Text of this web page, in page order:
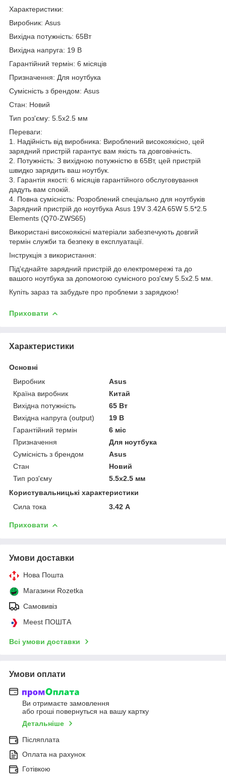
Характеристики:
Виробник: Asus
Вихідна потужність: 65Вт
Вихідна напруга: 19 В
Гарантійний термін: 6 місяців
Призначення: Для ноутбука
Сумісність з брендом: Asus
Стан: Новий
Тип роз'єму: 5.5x2.5 мм
Переваги:
1. Надійність від виробника: Вироблений високоякісно, цей
зарядний пристрій гарантує вам якість та довговічність.
2. Потужність: З вихідною потужністю в 65Вт, цей пристрій
швидко зарядить ваш ноутбук.
3. Гарантія якості: 6 місяців гарантійного обслуговування
дадуть вам спокій.
4. Повна сумісність: Розроблений спеціально для ноутбуків
Зарядний пристрій до ноутбука Asus 19V 3.42A 65W 5.5*2.5
Elements (Q70-ZWS65)
Використані високоякісні матеріали забезпечують довгий
термін служби та безпеку в експлуатації.
Інструкція з використання:
Під'єднайте зарядний пристрій до електромережі та до
вашого ноутбука за допомогою сумісного роз'єму 5.5x2.5 мм.
Купіть зараз та забудьте про проблеми з зарядкою!
Приховати
Характеристики
Основні
Виробник
Asus
Країна виробник
Китай
Вихідна потужність
65 Вт
Вихідна напруга (output)
19 В
Гарантійний термін
6 міс
Призначення
Для ноутбука
Сумісність з брендом
Asus
Стан
Новий
Тип роз'єму
5.5x2.5 мм
Користувальницькі характеристики
Сила тока
3.42 А
Приховати
Умови доставки
Нова Пошта
Магазини Rozetka
Самовивіз
Meest ПОШТА
Всі умови доставки
Умови оплати
Ви отримаєте замовлення
або гроші повернуться на вашу картку
Детальніше
Післяплата
Оплата на рахунок
Готівкою